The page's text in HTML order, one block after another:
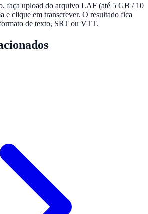
faça upload do arquivo LAF (até 5 GB / 10
e clique em transcrever. O resultado fica
de texto, SRT ou VTT.